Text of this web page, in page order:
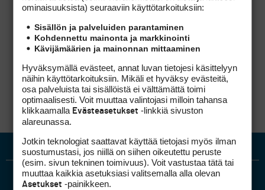
Fuenteveralla.joissa kasteluvesi otetaan
Arabian niemimaalla otetaan kaikki vesi
merestä.
Ei ole kuitenkaan mikään halpa lysti tehdä
Isot oli laitokset.
Ei sitä nyt sentään merivedellä mitään kastella.
ominaisuuk­sista) seuraaviin käyttötarkoituksiin:
Sisällön ja palveluiden parantaminen
Kohdennettu mainonta ja markkinointi
Kävijämäärien ja mainonnan mittaaminen
Hyväksymällä evästeet, annat luvan tietojesi käsittelyyn
näihin käyttötarkoituksiin. Mikäli et hyväksy evästeitä,
osa palveluista tai sisällöistä ei välttämättä toimi
optimaalisesti. Voit muuttaa valintojasi milloin tahansa
klikkaamalla Evästeasetukset -linkkiä sivuston
alareunassa.
Jotkin teknologiat saattavat käyttää tietojasi myös ilman
suostumustasi, jos niillä on siihen oikeutettu peruste
(esim. sivun tekninen toimivuus). Voit vastustaa tätä tai
muuttaa kaikkia asetuksiasi valitsemalla alla olevan
Asetukset -painikkeen.